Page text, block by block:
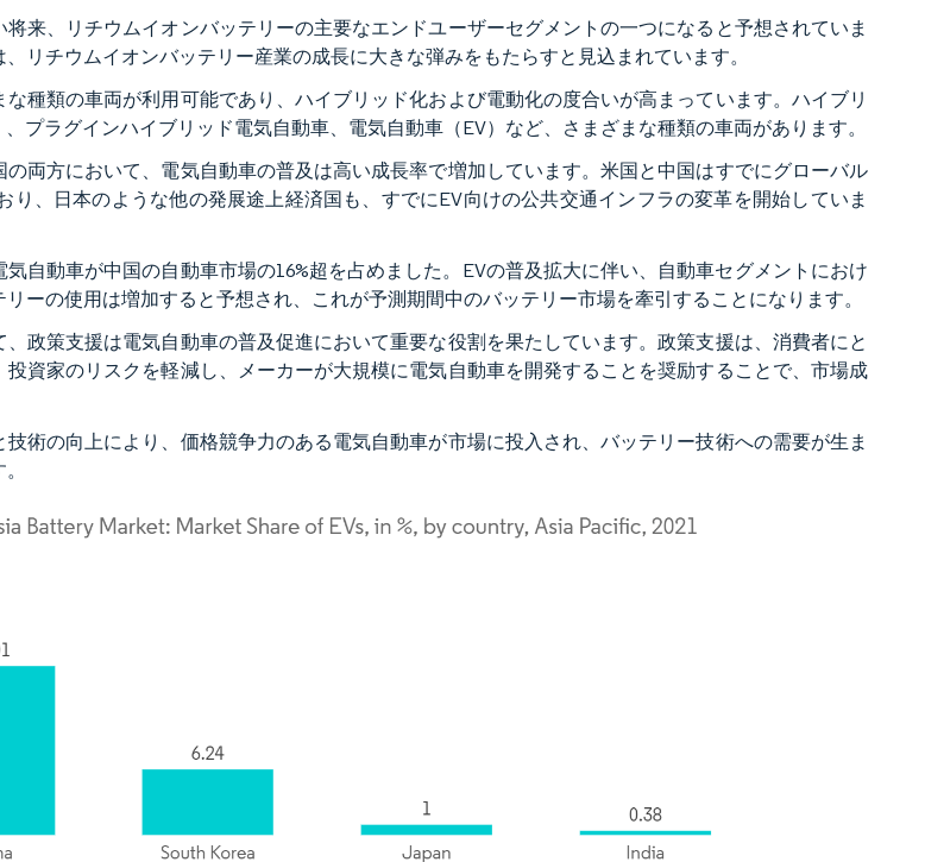
将来、リチウムイオンバッテリーの主要なエンドユーザーセグメントの一つになると予想されていま
リチウムイオンバッテリー産業の成長に大きな弾みをもたらすと見込まれています。
種類の車両が利用可能であり、ハイブリッド化および電動化の度合いが高まっています。ハイブリ
プラグインハイブリッド電気自動車、電気自動車（EV）など、さまざまな種類の車両があります。
の両方において、電気自動車の普及は高い成長率で増加しています。米国と中国はすでにグローバル
り、日本のような他の発展途上経済国も、すでにEV向けの公共交通インフラの変革を開始していま
気自動車が中国の自動車市場の16%超を占めました。EVの普及拡大に伴い、自動車セグメントにおけ
ーの使用は増加すると予想され、これが予測期間中のバッテリー市場を牽引することになります。
政策支援は電気自動車の普及促進において重要な役割を果たしています。政策支援は、消費者にと
投資家のリスクを軽減し、メーカーが大規模に電気自動車を開発することを奨励することで、市場成
術の向上により、価格競争力のある電気自動車が市場に投入され、バッテリー技術への需要が生ま